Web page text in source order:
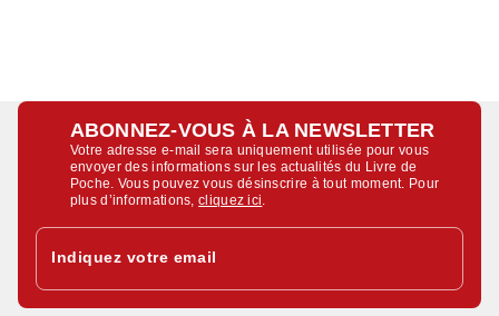
ABONNEZ-VOUS À LA NEWSLETTER
Votre adresse e-mail sera uniquement utilisée pour vous
envoyer des informations sur les actualités du Livre de
Poche. Vous pouvez vous désinscrire à tout moment. Pour
plus d’informations,cliquez ici
Indiquez votre email